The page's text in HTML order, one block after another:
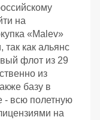
на
«Malev»
так как альянс
флот из 29
из
базу в
- всю полетную
на